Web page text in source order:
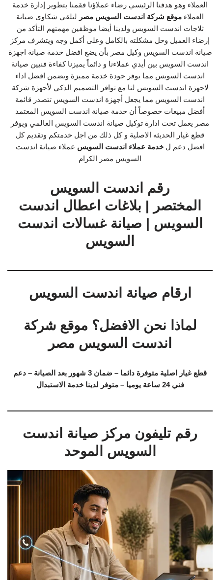
العملاء وهو هدفنا الرئيسي رضاء عملاؤنا فقمنا بتطوير إدارة خدمة
العملاء موقع شركة اندست السويس مصر لتلقي شكاوى صيانة
ثلاجات اندست السويس ولدينا أيضا موظفين مهمتهم التأكد من
إرضاء العميل وحل مشكلته بالكامل وعلى أكمل وجه ويتشرف مركز
صيانة اندست السويس وكيل مصر بأن يضع افضل خدمة صيانة اجهزة
اندست السويس بين أيدي عملاءنا و دائماً يميزنا كفاءة فنيين صيانة
اندست السويس مما يوفر جودة خدمة مميزة ويضمن افضل اداء
لاجهزة اندست السويس لنا مع توافر التصميم الذكي لأجهزة شركة
اندست السويس مما يجعل أجهزة اندست السويس تتصدر قائمة
أفضل مبيعات خصوصاً أن خدمة صيانة اندست السويس المعتمد
مصر يعمل تحت ادارة توكيل صيانة اندست السويس العالمي ويوفر
قطع غيار الحديثه الاصلية و كل ذلك من اجل خدمتكم وتقديم كل
افضل دعم لخدمة عملاء اندست السويس عملاء صيانة اندست
السويس مصر الكرام
رقم اندست السويس
المختصر | بلاغات اعطال اندست
السويس | صيانة غسالات اندست
السويس
ارقام صيانة اندست السويس
لماذا نحن الافضل؟ موقع شركة
اندست السويس مصر
قطع غيار اصلية متوفرة دائما – ضمان 3 شهور بعد الصيانة – دعم
فني 24 ساعة يوميا – متوفر لدينا خدمة الاستبدال
رقم تليفون مركز صيانة اندست
السويس الموحد